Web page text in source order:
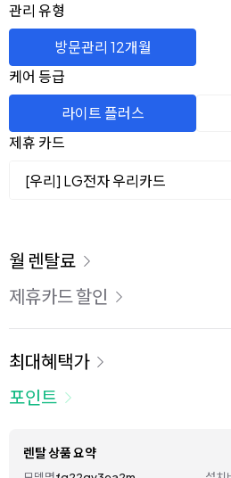
관리 유형
방문관리 12개월
케어 등급
라이트 플러스
제휴 카드
[우리] LG전자 우리카드
이용 요금
월 렌탈료
제휴카드 할인
최대혜택가
포인트
렌탈 상품 요약